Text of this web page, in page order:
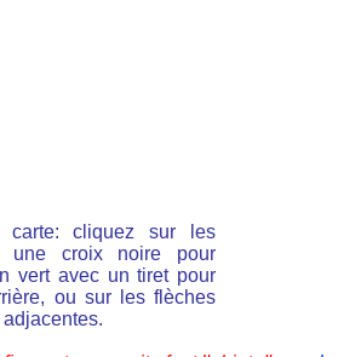
carte: cliquez sur les
une croix noire pour
vert avec un tiret pour
ou sur les flèches